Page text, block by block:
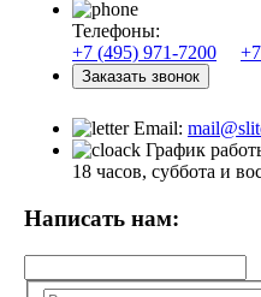
Телефоны:
+7 (495) 971-7200
Заказать звонок
Email:
График
18 часов, суббота и
Написать нам: